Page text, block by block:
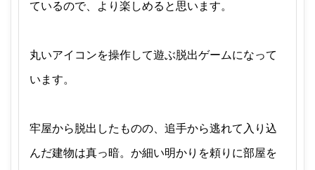
ているので、より楽しめると思います。
丸いアイコンを操作して遊ぶ脱出ゲームになって
います。
牢屋から脱出したものの、追手から逃れて入り込
んだ建物は真っ暗。か細い明かりを頼りに部屋を